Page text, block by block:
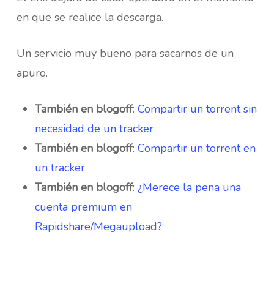
en que se realice la descarga.
Un servicio muy bueno para sacarnos de un
apuro.
También en blogoff: Compartir un torrent sin
necesidad de un tracker
También en blogoff: Compartir un torrent en
un tracker
También en blogoff: ¿Merece la pena una
cuenta premium en
Rapidshare/Megaupload?